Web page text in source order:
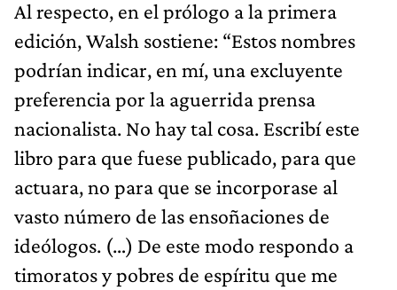
Al respecto, en el prólogo a la primera
edición, Walsh sostiene: “Estos nombres
podrían indicar, en mí, una excluyente
preferencia por la aguerrida prensa
nacionalista. No hay tal cosa. Escribí este
libro para que fuese publicado, para que
actuara, no para que se incorporase al
vasto número de las ensoñaciones de
ideólogos. (…) De este modo respondo a
timoratos y pobres de espíritu que me